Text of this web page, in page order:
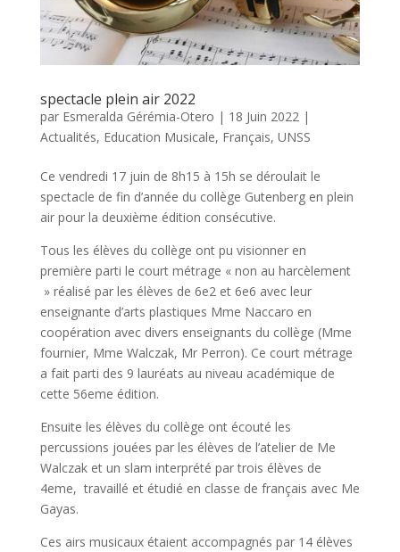
spectacle plein air 2022
par Esmeralda Gérémia-Otero | 18 Juin 2022|
Actualités, Education Musicale, Français, UNSS
Ce vendredi 17 juin de 8h15 à 15h se déroulait le
spectacle de fin d’année du collège Gutenberg en plein
air pour la deuxième édition consécutive.
Tous les élèves du collège ont pu visionner en
première parti le court métrage « non au harcèlement
» réalisé par les élèves de 6e2 et 6e6 avec leur
enseignante d’arts plastiques Mme Naccaro en
coopération avec divers enseignants du collège (Mme
fournier, Mme Walczak, Mr Perron). Ce court métrage
a fait parti des 9 lauréats au niveau académique de
cette 56eme édition.
Ensuite les élèves du collège ont écouté les
percussions jouées par les élèves de l’atelier de Me
Walczak et un slam interprété par trois élèves de
4eme, travaillé et étudié en classe de français avec Me
Gayas.
Ces airs musicaux étaient accompagnés par 14 élèves